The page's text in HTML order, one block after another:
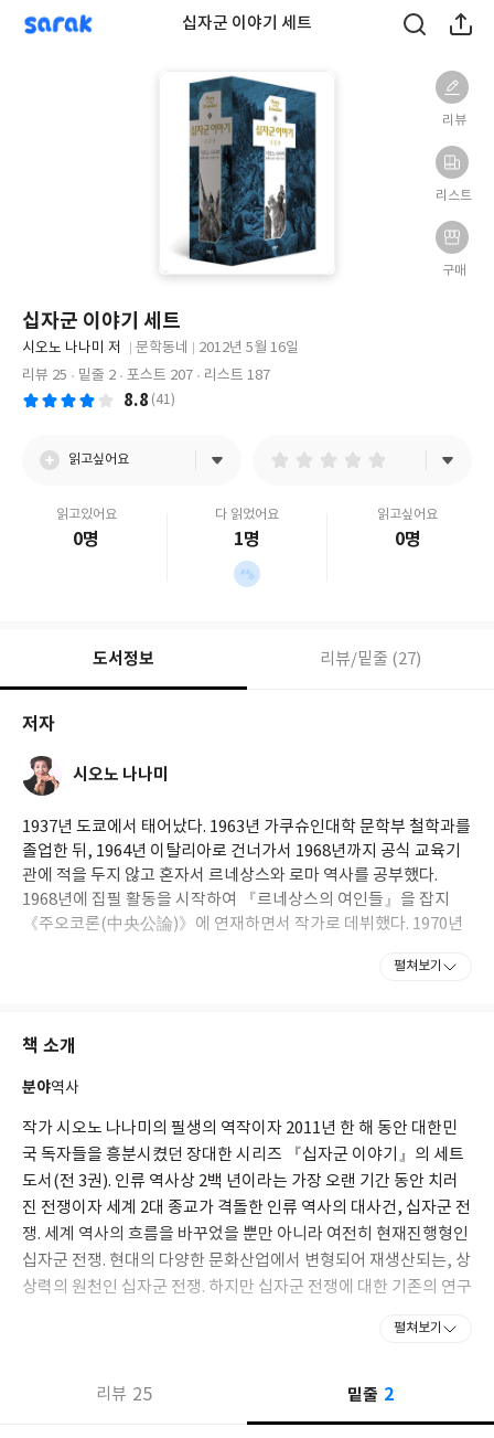
sarak 십자군 이야기 세트
리뷰
리스트
구매
십자군 이야기 세트
글
쓴
시오노 나나미 저
출
사
문학동네
2012년 5월 16일
리뷰 25
밑줄 2 포스트 207 리스트 187
8.8 (41)
읽고싶어요
읽고있어요
0명
다 읽었어요
1명
읽고싶어요
0명
도서정보 리뷰/밑줄 (27)
저자
시오노 나나미
1937년 도쿄에서 태어났다. 1963년 가쿠슈인대학 문학부 철학과를
졸업한 뒤, 1964년 이탈리아로 건너가서 1968년까지 공식 교육기
관에 적을 두지 않고 혼자서 르네상스와 로마 역사를 공부했다.
1968년에 집필 활동을 시작하여 『르네상스의 여인들』을 잡지
《주오코론(中央公論)》에 연재하면서 작가로 데뷔했다. 1970년
착해왔으며, 기존의 관념을 파괴하는 도전적 역사 해석으로 수많은
1970년 『체사레 보르자 또는 우아한 냉혹』을 발표하여 크게 명성
『바다의 도시 이야기』로 ‘산토리 학예상’과 1983년에 ‘키쿠치 칸
상’을 수상했다. 1992년부터 로마제국 흥망사를 그린 『로마인 이
야기』 시리즈를 1년에 한 권씩 15년간 집필했으며 1993년 『로마
인 이야기 1』로 ‘신초 학예상’, 1999년 ‘시바 료타로 상’을 수상했
다.
2001년에는 『시오노 나나미 르네상스 저작집』(전 7권)을 출간했
다. 2001년 이탈리아 국가공로훈장 수훈, 2007년 일본 문화공로자
로 선정되었다. 2008~2009년 『로마 멸망 이후의 지중해 세계』
냈다. 그 외에도 『사는 방법의 연습』 등 깊이에서 우러나오는 심
펼쳐보기
책 소개
분야역사
작가 시오노 나나미의 필생의 역작이자 2011년 한 해 동안 대한민
국 독자들을 흥분시켰던 장대한 시리즈 『십자군 이야기』의 세트
도서(전 3권). 인류 역사상 2백 년이라는 가장 오랜 기간 동안 치러
진 전쟁이자 세계 2대 종교가 격돌한 인류 역사의 대사건, 십자군 전
쟁. 세계 역사의 흐름을 바꾸었을 뿐만 아니라 여전히 현재진행형인
십자군 전쟁. 현대의 다양한 문화산업에서 변형되어 재생산되는, 상
상력의 원천인 십자군 전쟁. 하지만 십자군 전쟁에 대한 기존의 연구
시오노 나나미는 그 전쟁을 실제로 일으키고 그 역사 속에서 살아 숨
쉬고 움직였던, 그리하여 그들 각자의 독특하고도 다른 개성으로 어
펼쳐보기
리뷰 25 밑줄 2